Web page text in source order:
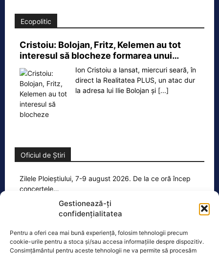
Gestionează-ți
confidențialitatea
Pentru a oferi cea mai bună experiență, folosim tehnologii precum
cookie-urile pentru a stoca și/sau accesa informațiile despre dispozitiv.
Consimțământul pentru aceste tehnologii ne va permite să procesăm
Ecopolitic
Cristoiu: Bolojan, Fritz, Kelemen au tot
interesul să blocheze formarea unui…
Ion Cristoiu a lansat, miercuri seară, în
direct la Realitatea PLUS, un atac dur
la adresa lui Ilie Bolojan și [...]
Oficiul de Știri
Zilele Ploieștiului, 7-9 august 2026. De la ce oră încep
concertele…
Zilele Ploieștiului, organizate în
perioada 7-9 august, aduc în centrul
spectacol impresionant cu drone[...]